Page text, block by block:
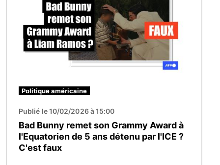
Politique américaine
Publié le 10/02/2026 à 15:00
Bad Bunny remet son Grammy Award à
l'Equatorien de 5 ans détenu par l'ICE ?
C'est faux